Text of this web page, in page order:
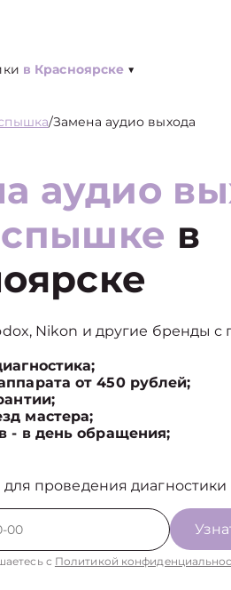
в Красноярске ▼
/Замена аудио выхода
аудио
в
Nikon и другие бренды с
от 450 рублей;
мастера;
- в день обращения;
для проведения диагностики
с Политикой